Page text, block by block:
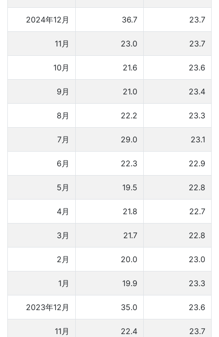
2024年12月 36.7 23.7
11月 23.0 23.7
10月 21.6 23.6
9月 21.0 23.4
8月 22.2 23.3
7月 29.0 23.1
6月 22.3 22.9
5月 19.5 22.8
4月 21.8 22.7
3月 21.7 22.8
2月 20.0 23.0
1月 19.9 23.3
2023年12月 35.0 23.6
11月 22.4 23.7